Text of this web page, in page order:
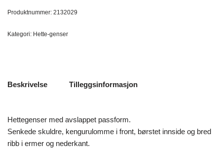
Produktnummer: 2132029
Kategori: Hette-genser
Beskrivelse Tilleggsinformasjon
Hettegenser med avslappet passform.
Senkede skuldre, kengurulomme i front, børstet innside og bred
ribb i ermer og nederkant.